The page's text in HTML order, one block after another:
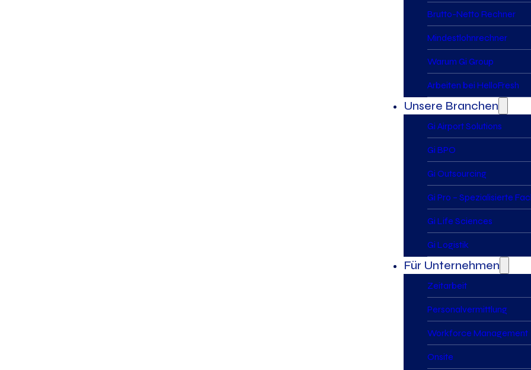
Brutto-Netto Rechner
Mindestlohnrechner
Warum Gi Group
Arbeiten bei HelloFresh
Unsere Branchen
Gi Airport Solutions
Gi BPO
Gi Outsourcing
Gi Pro – Spezialisierte
Gi Life Sciences
Gi Logistik
Für Unternehmen
Zeitarbeit
Personalvermittlung
Workforce Management
Onsite